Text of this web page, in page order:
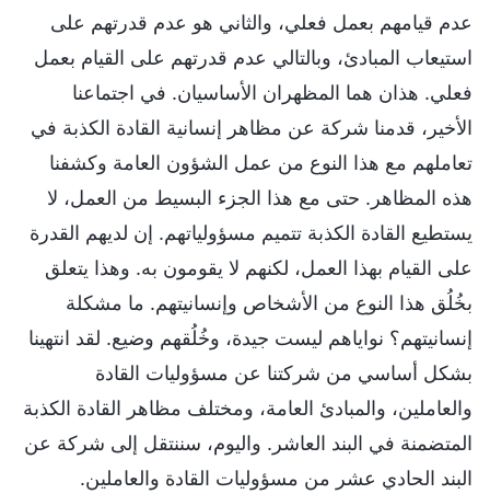
عدم قيامهم بعمل فعلي، والثاني هو عدم قدرتهم على
استيعاب المبادئ، وبالتالي عدم قدرتهم على القيام بعمل
فعلي. هذان هما المظهران الأساسيان. في اجتماعنا
الأخير، قدمنا شركة عن مظاهر إنسانية القادة الكذبة في
تعاملهم مع هذا النوع من عمل الشؤون العامة وكشفنا
هذه المظاهر. حتى مع هذا الجزء البسيط من العمل، لا
يستطيع القادة الكذبة تتميم مسؤولياتهم. إن لديهم القدرة
على القيام بهذا العمل، لكنهم لا يقومون به. وهذا يتعلق
بخُلُق هذا النوع من الأشخاص وإنسانيتهم. ما مشكلة
إنسانيتهم؟ نواياهم ليست جيدة، وخُلُقهم وضيع. لقد انتهينا
بشكل أساسي من شركتنا عن مسؤوليات القادة
والعاملين، والمبادئ العامة، ومختلف مظاهر القادة الكذبة
المتضمنة في البند العاشر. واليوم، سننتقل إلى شركة عن
البند الحادي عشر من مسؤوليات القادة والعاملين.